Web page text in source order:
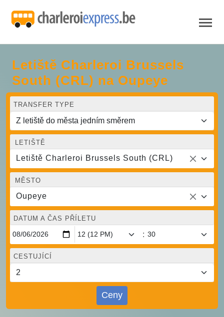
Letiště Charleroi Brussels
South (CRL) na Oupeye
TRANSFER TYPE
LETIŠTĚ
Letiště Charleroi Brussels South (CRL)
MĚSTO
Oupeye
DATUM A ČAS PŘÍLETU
:
CESTUJÍCÍ
Ceny